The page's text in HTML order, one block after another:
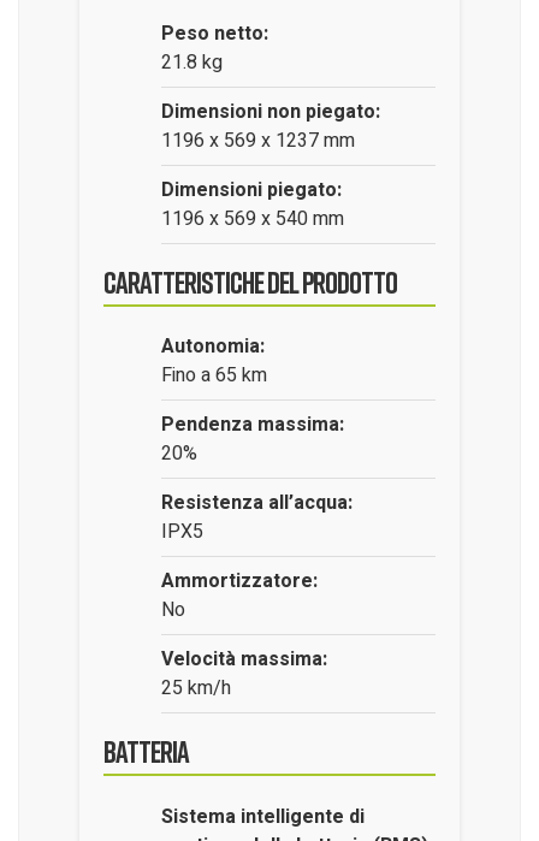
Peso netto:
21.8 kg
Dimensioni non piegato:
1196 x 569 x 1237 mm
Dimensioni piegato:
1196 x 569 x 540 mm
Caratteristiche del Prodotto
Autonomia:
Fino a 65 km
Pendenza massima:
20%
Resistenza all’acqua:
IPX5
Ammortizzatore:
No
Velocità massima:
25 km/h
Batteria
Sistema intelligente di